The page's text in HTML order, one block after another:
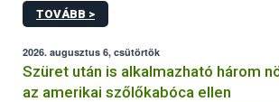
kártevőt nem csak színcsapdában találták
az intenzív felderítést, emellett az
hatósággal is összehangolják a terjedés
TOVÁBB >
2026. augusztus 6, csütörtök
Szüret után is alkalmazható három
az amerikai szőlőkabóca ellen